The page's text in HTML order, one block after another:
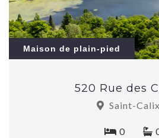
Maison de plain-pied
520 Rue des
Saint-
0